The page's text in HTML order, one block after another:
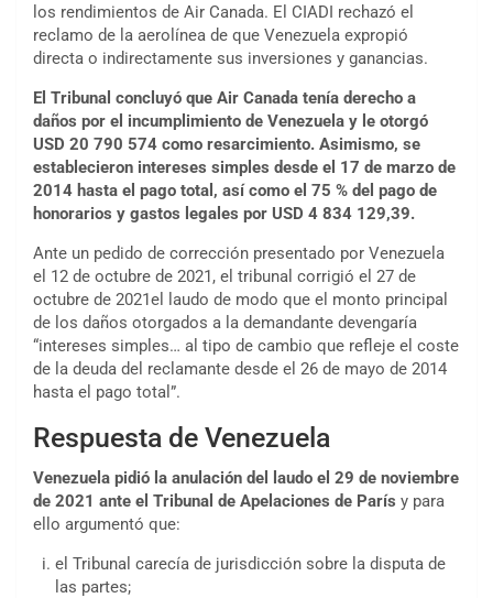
los rendimientos de Air Canada. El CIADI rechazó el
reclamo de la aerolínea de que Venezuela expropió
directa o indirectamente sus inversiones y ganancias.
El Tribunal concluyó que Air Canada tenía derecho a
daños por el incumplimiento de Venezuela y le otorgó
USD 20 790 574 como resarcimiento. Asimismo, se
establecieron intereses simples desde el 17 de marzo de
2014 hasta el pago total, así como el 75 % del pago de
honorarios y gastos legales por USD 4 834 129,39.
Ante un pedido de corrección presentado por Venezuela
el 12 de octubre de 2021, el tribunal corrigió el 27 de
octubre de 2021el laudo de modo que el monto principal
de los daños otorgados a la demandante devengaría
“intereses simples… al tipo de cambio que refleje el coste
de la deuda del reclamante desde el 26 de mayo de 2014
hasta el pago total”.
Respuesta de Venezuela
Venezuela pidió la anulación del laudo el 29 de noviembre
de 2021 ante el Tribunal de Apelaciones de París y para
ello argumentó que:
el Tribunal carecía de jurisdicción sobre la disputa de
las partes;